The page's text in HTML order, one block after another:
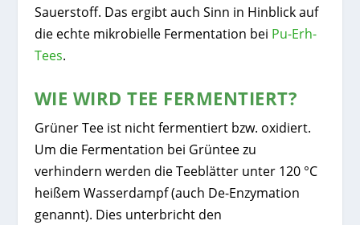
Sauerstoff. Das ergibt auch Sinn in Hinblick auf
die echte mikrobielle Fermentation bei Pu-Erh-
Tees.
WIE WIRD TEE FERMENTIERT?
Grüner Tee ist nicht fermentiert bzw. oxidiert.
Um die Fermentation bei Grüntee zu
verhindern werden die Teeblätter unter 120 °C
heißem Wasserdampf (auch De-Enzymation
genannt). Dies unterbricht den